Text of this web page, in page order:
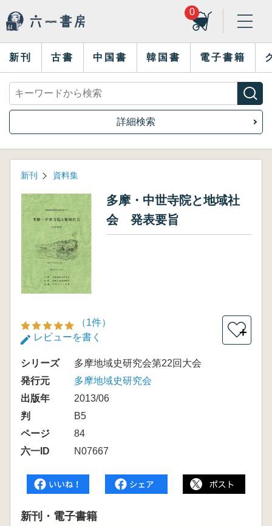
0
新刊 古書 中国書 韓国書 電子書籍
詳細検索
新刊 資料集
多摩・中世寺院と地域社
会 発表要旨
（1件）
レビューを書く
＋
シリーズ
多摩地域史研究会第22回大会
発行元
多摩地域史研究会
出版年
2013/06
判
B5
ページ
84
六一ID
N07667
新刊・電子書籍